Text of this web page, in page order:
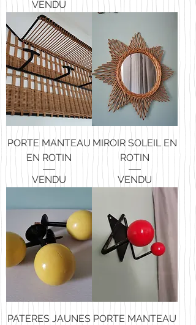
VENDU
PORTE MANTEAU
EN ROTIN
VENDU
MIROIR SOLEIL EN
ROTIN
VENDU
PATERES JAUNES PORTE MANTEAU